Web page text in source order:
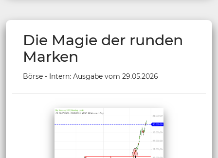
Die Magie der runden
Marken
Börse - Intern: Ausgabe vom 29.05.2026